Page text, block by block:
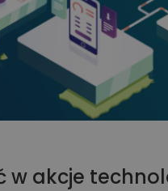
w akcje